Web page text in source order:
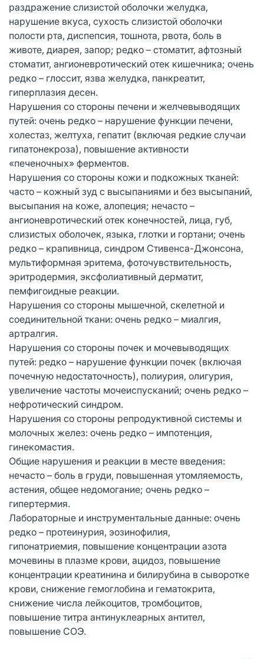
раздражение слизистой оболочки желудка,
нарушение вкуса, сухость слизистой оболочки
полости рта, диспепсия, тошнота, рвота, боль в
животе, диарея, запор; редко – стоматит, афтозный
стоматит, ангионевротический отек кишечника; очень
редко – глоссит, язва желудка, панкреатит,
гиперплазия десен.
Нарушения со стороны печени и желчевыводящих
путей: очень редко – нарушение функции печени,
холестаз, желтуха, гепатит (включая редкие случаи
гипатонекроза), повышение активности
«печеночных» ферментов.
Нарушения со стороны кожи и подкожных тканей:
часто – кожный зуд с высыпаниями и без высыпаний,
высыпания на коже, алопеция; нечасто –
ангионевротический отек конечностей, лица, губ,
слизистых оболочек, языка, глотки и гортани; очень
редко – крапивница, синдром Стивенса-Джонсона,
мультиформная эритема, фоточувствительность,
эритродермия, эксфолиативный дерматит,
пемфигоидные реакции.
Нарушения со стороны мышечной, скелетной и
соединительной ткани: очень редко – миалгия,
артралгия.
Нарушения со стороны почек и мочевыводящих
путей: редко – нарушение функции почек (включая
почечную недостаточность), полиурия, олигурия,
увеличение частоты мочеиспусканий; очень редко –
нефротический синдром.
Нарушения со стороны репродуктивной системы и
молочных желез: очень редко – импотенция,
гинекомастия.
Общие нарушения и реакции в месте введения:
нечасто – боль в груди, повышенная утомляемость,
астения, общее недомогание; очень редко –
гипертермия.
Лабораторные и инструментальные данные: очень
редко – протеинурия, эозинофилия,
гипонатриемия, повышение концентрации азота
мочевины в плазме крови, ацидоз, повышение
концентрации креатинина и билирубина в сыворотке
крови, снижение гемоглобина и гематокрита,
снижение числа лейкоцитов, тромбоцитов,
повышение титра антинуклеарных антител,
повышение СОЭ.